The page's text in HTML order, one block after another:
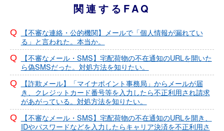
関連するFAQ
【不審な連絡・公的機関】メールで「個人情報が漏れてい
る」と言われた。本当か。
【不審なメール・SMS】宅配荷物の不在通知のURLを開いた
ら偽SMSだった。対処方法を知りたい。
【詐欺メール】「マイナポイント事務局」からメールが届
き、クレジットカード番号等を入力したら不正利用され請求
があがっている。対処方法を知りたい。
【不審なメール・SMS】宅配荷物の不在通知のURLを開き、
IDやパスワードなどを入力したらキャリア決済を不正利用さ